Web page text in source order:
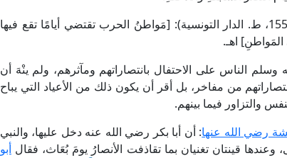
قال الطاهر بن عاشور في "التحرير والتنوير" (10/ 155، ط. الدار التونسية): [مَواطنُ الحرب تقتضي أيامًا تقع فيها
اهـ.
الناس على الاحتفال بانتصاراتهم ومآثرهم، ولم ينْهَ أن
من مفاخر، بل أقر أن يكون ذلك من الأعياد التي يباح
والتزاور فيما بينهم.
رضي الله عنها: أن أبا بكر رضي الله عنه دخل عليها، والنبي
قينتان تغنيان بما تقاذفت الأنصارُ يومَ بُعَاث، فقال أبو